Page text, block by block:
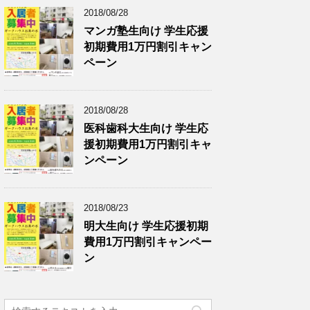
2018/08/28
マンガ塾生向け 学生応援
初期費用1万円割引キャン
ペーン
2018/08/28
医科歯科大生向け 学生応
援初期費用1万円割引キャ
ンペーン
2018/08/23
明大生向け 学生応援初期
費用1万円割引キャンペー
ン